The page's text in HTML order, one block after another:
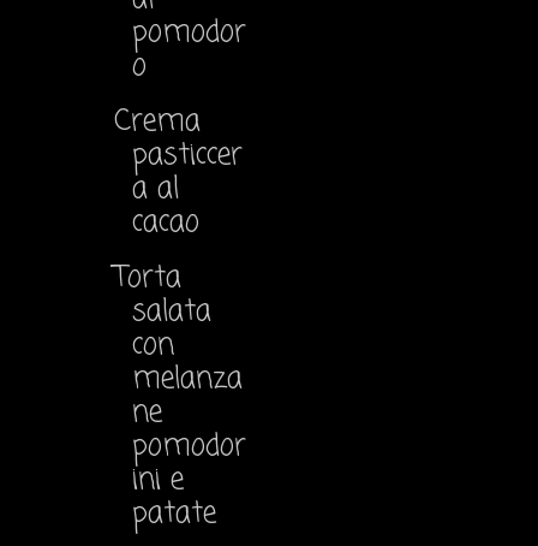
pomodor
o
Crema
pasticcer
a al
cacao
Torta
salata
con
melanza
ne
pomodor
ini e
patate